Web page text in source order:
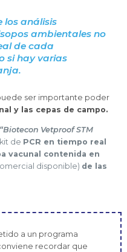
los análisis
ambientales no
de cada
si hay varias
ser importante poder
y las cepas de campo.
“Biotecon Vetproof STM
de PCR en tiempo real
vacunal contenida en
disponible) de las
a un programa
recordar que